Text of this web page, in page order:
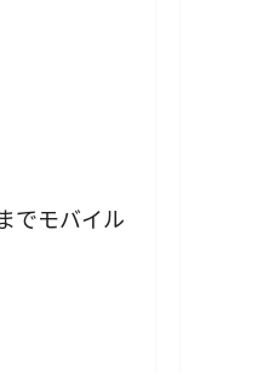
でモバイル